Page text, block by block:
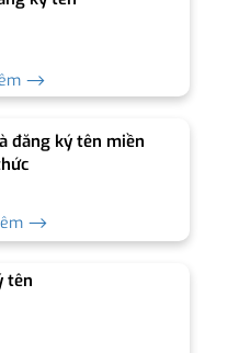
⟶
đăng ký tên miền
⟶
tên